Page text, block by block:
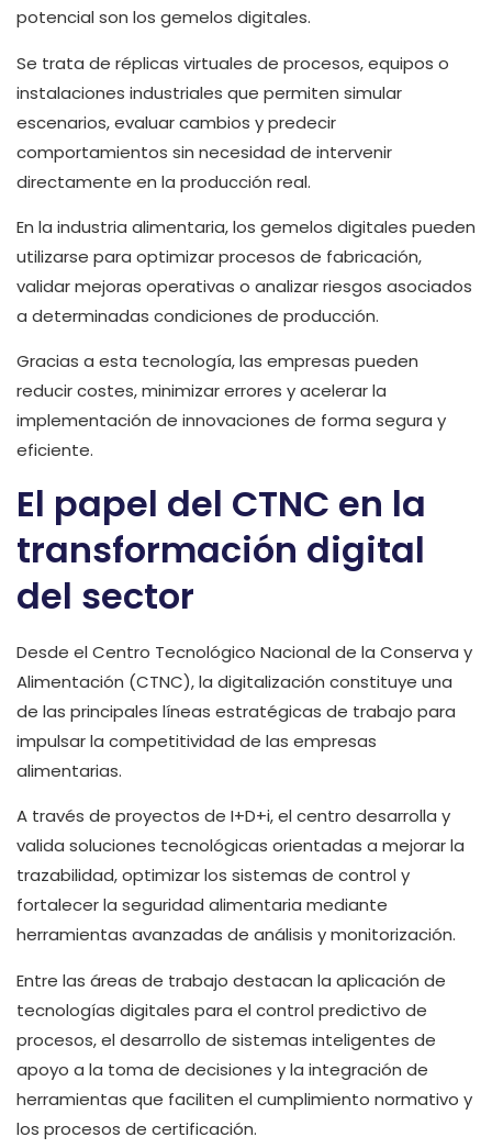
potencial son los gemelos digitales.
Se trata de réplicas virtuales de procesos, equipos o
instalaciones industriales que permiten simular
escenarios, evaluar cambios y predecir
comportamientos sin necesidad de intervenir
directamente en la producción real.
En la industria alimentaria, los gemelos digitales pueden
utilizarse para optimizar procesos de fabricación,
validar mejoras operativas o analizar riesgos asociados
a determinadas condiciones de producción.
Gracias a esta tecnología, las empresas pueden
reducir costes, minimizar errores y acelerar la
implementación de innovaciones de forma segura y
eficiente.
El papel del CTNC en la
transformación digital
del sector
Desde el Centro Tecnológico Nacional de la Conserva y
Alimentación (CTNC), la digitalización constituye una
de las principales líneas estratégicas de trabajo para
impulsar la competitividad de las empresas
alimentarias.
A través de proyectos de I+D+i, el centro desarrolla y
valida soluciones tecnológicas orientadas a mejorar la
trazabilidad, optimizar los sistemas de control y
fortalecer la seguridad alimentaria mediante
herramientas avanzadas de análisis y monitorización.
Entre las áreas de trabajo destacan la aplicación de
tecnologías digitales para el control predictivo de
procesos, el desarrollo de sistemas inteligentes de
apoyo a la toma de decisiones y la integración de
herramientas que faciliten el cumplimiento normativo y
los procesos de certificación.